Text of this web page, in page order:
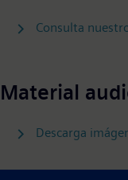
Consulta
Material
Descarga